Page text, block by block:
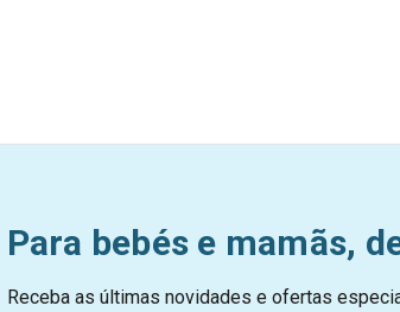
Para bebés e mamãs,
Receba as últimas novidades e ofertas